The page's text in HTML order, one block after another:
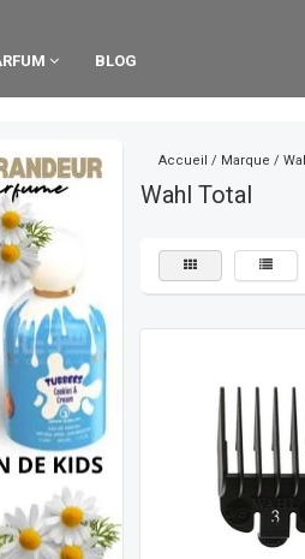
BLOG
Accueil / Marque /
Wahl Total